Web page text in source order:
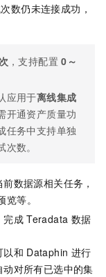
数仍未连接成功，
，支持配置 0～
应用于离线集成
开通资产质量功
任务中支持单独
数。
数据源相关任务，
等。
完成 Teradata 数据
以和 Dataphin 进行
动对所有已选中的集